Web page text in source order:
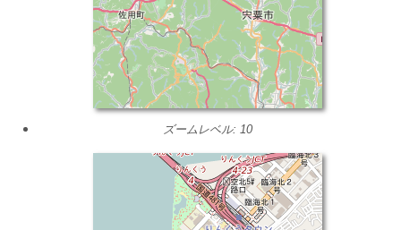
ズームレベル: 10